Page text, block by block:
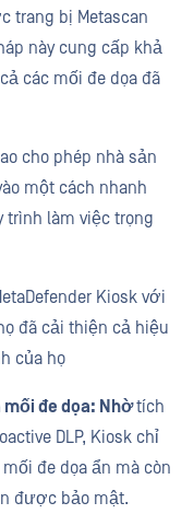
trang bị Metascan
này cung cấp khả
các mối đe dọa đã
cho phép nhà sản
một cách nhanh
trình làm việc trọng
Kiosk với
đã cải thiện cả hiệu
của họ
mối đe dọa: Nhờtích
DLP, Kiosk chỉ
đe dọa ẩn mà còn
được bảo mật.